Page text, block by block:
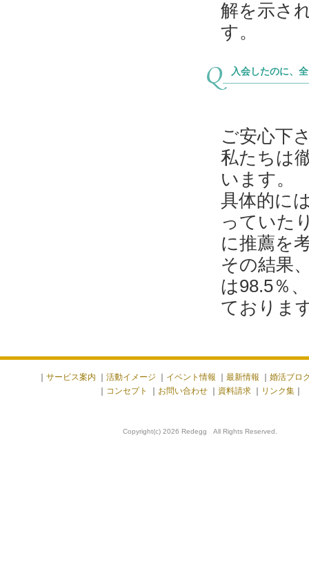
解を示さ
す。
入会したのに、
ご安心下
私たちは
います。
具体的に
っていた
に推薦を
その結果
は98.5％
ておりま
サービス案内 活動イメージ イベント情報 最新情報
婚活ブロ
コンセプト お問い合わせ｜ 資料請求｜ リンク集｜
Copyright(c) 2026 Redegg All Rights Reserved.